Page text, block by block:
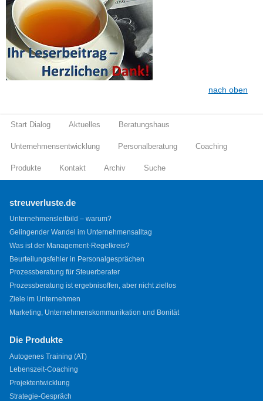
nach oben
Start Dialog Aktuelles Beratungshaus
Unternehmensentwicklung Personalberatung Coaching
Produkte Kontakt Archiv Suche
streuverluste.de
Unternehmensleitbild – warum?
Gelingender Wandel im Unternehmensalltag
Was ist der Management-Regelkreis?
Beurteilungsfehler in Personalgesprächen
Prozessberatung für Steuerberater
Prozessberatung ist ergebnisoffen, aber nicht ziellos
Ziele im Unternehmen
Marketing, Unternehmenskommunikation und Bonität
Die Produkte
Autogenes Training (AT)
Lebenszeit-Coaching
Projektentwicklung
Strategie-Gespräch